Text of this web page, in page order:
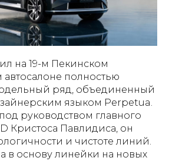
на 19-м Пекинском
полностью
ряд, объединенный
языком Perpetua.
руководством главного
Кристоса Павлидиса, он
и чистоте линий.
в основу линейки на новых